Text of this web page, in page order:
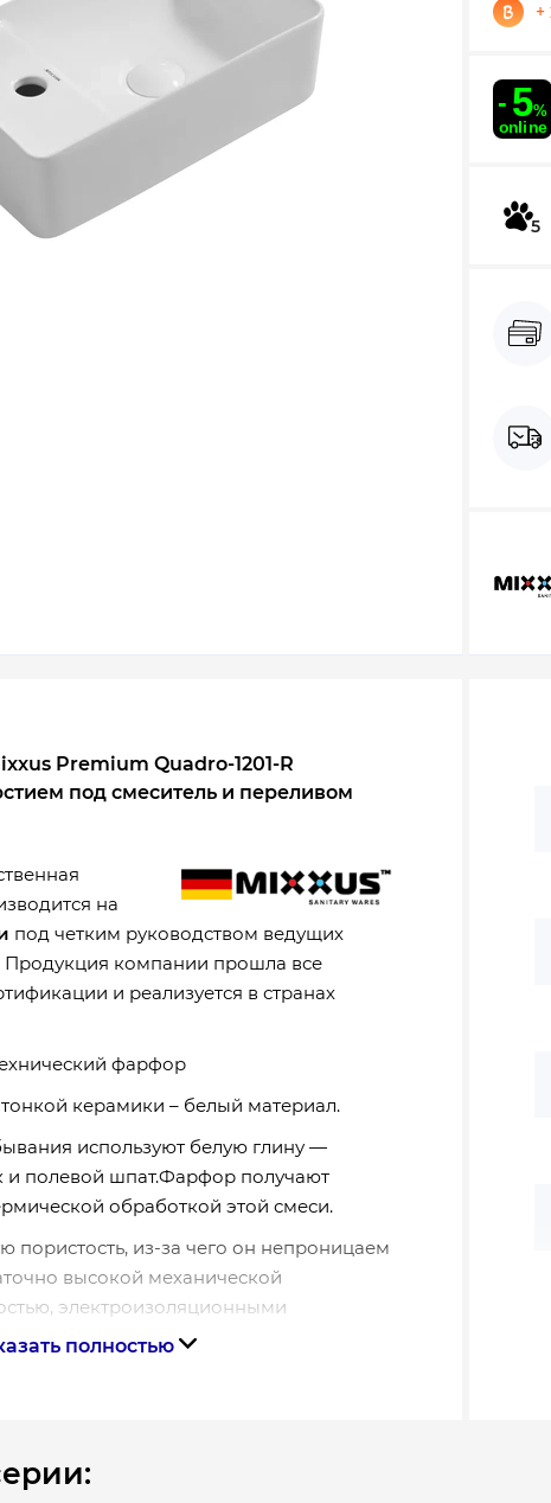
+
5
Premium Quadro-1201-R
под смеситель и переливом
на
под четким руководством ведущих
Продукция компании прошла все
и реализуется в странах
фарфор
керамики – белый материал.
используют белую глину —
и полевой шпат.Фарфор получают
обработкой этой смеси.
из-за чего он непроницаем
высокой механической
электроизоляционными
полностью